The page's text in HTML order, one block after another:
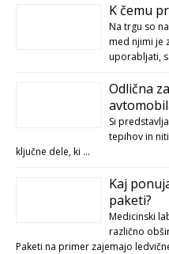
K čemu
Na trgu so
med njimi je
uporabljati,
Odlična
Si
tepihov in
ključne dele, ki …
Kaj
paketi?
Medicinski
različno
Paketi na primer zajemajo